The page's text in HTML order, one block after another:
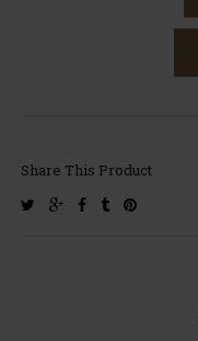
Share This Product
twittergoogle-facebook
tumblrpinterest